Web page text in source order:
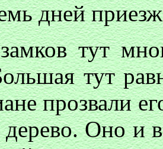
дней
тут
тут
прозвали
дерево. Оно и